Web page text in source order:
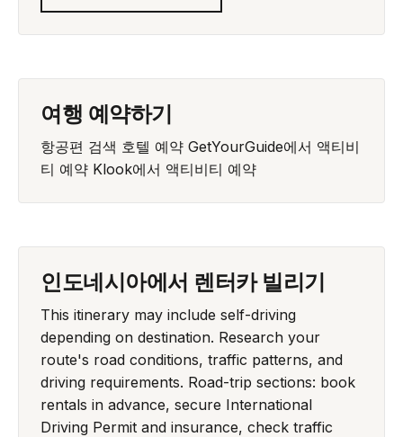
여행 예약하기
항공편 검색 호텔 예약 GetYourGuide에서 액티비
티 예약 Klook에서 액티비티 예약
인도네시아에서 렌터카 빌리기
This itinerary may include self-driving
depending on destination. Research your
route's road conditions, traffic patterns, and
driving requirements. Road-trip sections: book
rentals in advance, secure International
Driving Permit and insurance, check traffic